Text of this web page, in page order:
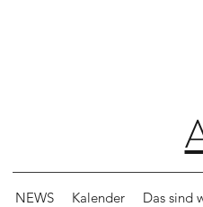
NEWS Kalender Das sind